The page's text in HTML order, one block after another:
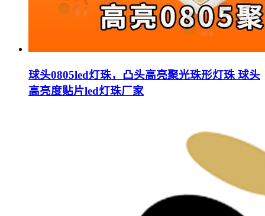
球头0805led灯珠，凸头高亮聚光珠形灯珠 球头
高亮度贴片led灯珠厂家